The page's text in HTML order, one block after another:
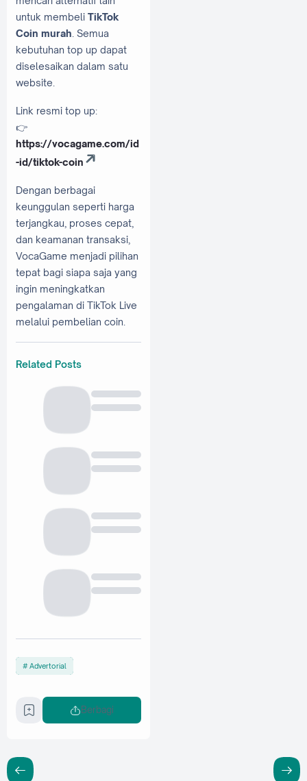
untuk membeli TikTok
Coin murah . Semua
kebutuhan top up dapat
diselesaikan dalam satu
website.
Link resmi top up:
👉
https://vocagame.com/id
-id/tiktok-coin
Dengan berbagai
keunggulan seperti harga
terjangkau, proses cepat,
dan keamanan transaksi,
VocaGame menjadi pilihan
tepat bagi siapa saja yang
ingin meningkatkan
pengalaman di TikTok Live
melalui pembelian coin.
Related Posts
Advertorial
Berbagi